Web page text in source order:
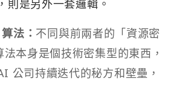
則是另外一套邏輯。
法： 不同與前兩者的「資源密
本身是個技術密集型的東西，
公司持續迭代的秘方和壁壘，